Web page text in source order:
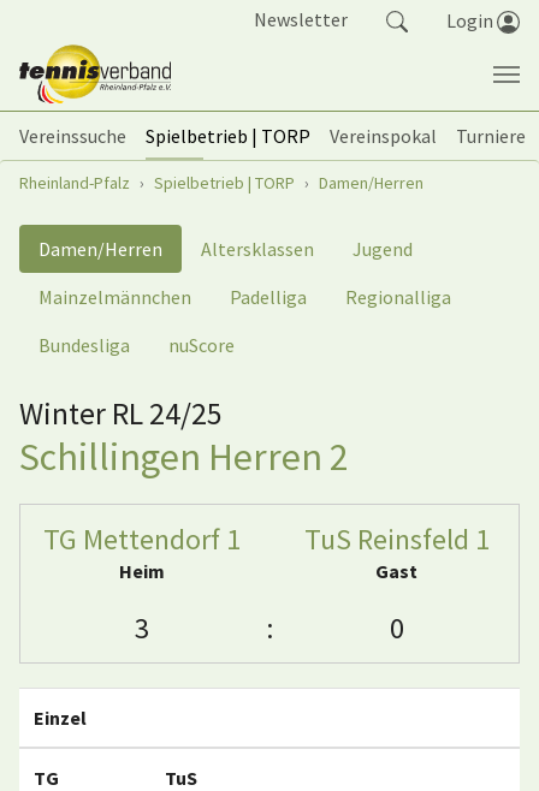
Newsletter Login
Vereinssuche Spielbetrieb | TORP Vereinspokal
Turniere
Sie sind hier:
Rheinland-Pfalz Spielbetrieb | TORP Damen/Herren
Damen/Herren Altersklassen
Jugend
Mainzelmännchen
Padelliga
Regionalliga
Bundesliga
nuScore
Winter RL 24/25
Schillingen Herren 2
TG Mettendorf 1
Heim
TuS Reinsfeld 1
Gast
3 : 0
Einzel
TG
TuS